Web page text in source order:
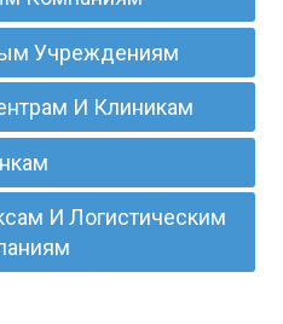
Учреждениям
И Клиникам
И Логистическим